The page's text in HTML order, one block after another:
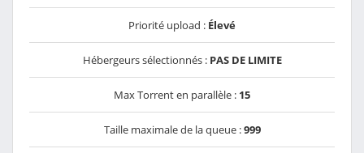
Priorité upload : Élevé
Hébergeurs sélectionnés : PAS DE LIMITE
Max Torrent en parallèle : 15
Taille maximale de la queue :999